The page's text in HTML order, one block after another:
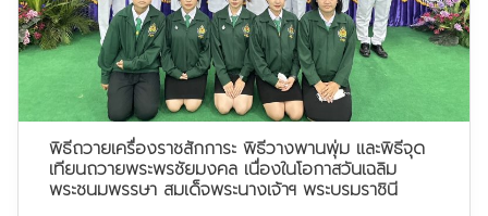
พิธีถวายเครื่องราชสักการะ พิธีวางพานพุ่ม และพิธีจุด
เทียนถวายพระพรชัยมงคล เนื่องในโอกาสวันเฉลิม
พระชนมพรรษา สมเด็จพระนางเจ้าฯ พระบรมราชินี